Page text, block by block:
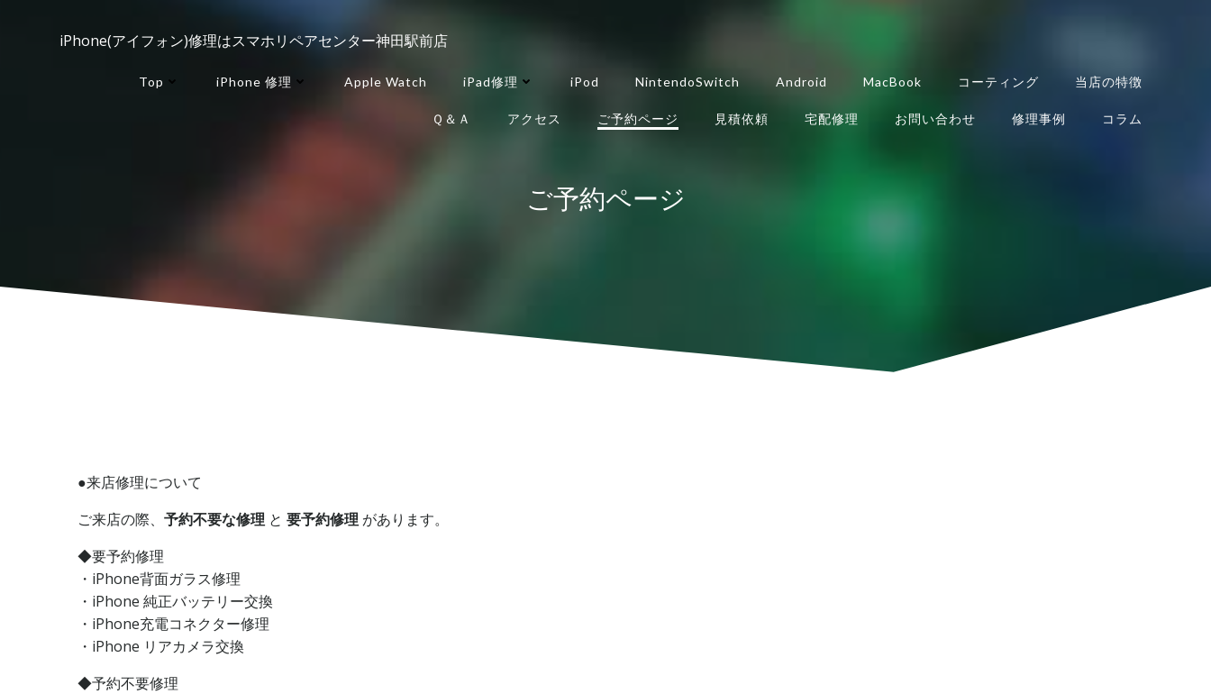
iPhone(アイフォン)修理はスマホリペアセンター神田駅前店
Top iPhone 修理 Apple Watch iPad修理 iPod NintendoSwitch Android MacBook コーティング 当店の特徴
Ｑ＆Ａ アクセス ご予約ページ 見積依頼 宅配修理 お問い合わせ 修理事例 コラム
ご予約ページ
●来店修理について
ご来店の際、 予約不要な修理 と 要予約修理 があります。
◆要予約修理
・ iPhone背面ガラス修理
・iPhone 純正バッテリー交換
・ iPhone充電コネクター修理
・iPhone リアカメラ交換
◆予約不要修理